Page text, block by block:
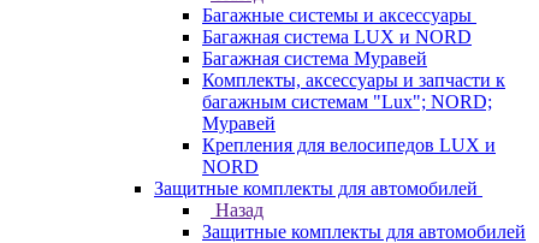
Багажные системы и аксессуары
Багажная система LUX и NORD
Багажная система Муравей
Комплекты, аксессуары и запчасти к
багажным системам "Lux"; NORD;
Муравей
Крепления для велосипедов LUX и
NORD
Защитные комплекты для автомобилей
Назад
Защитные комплекты для автомобилей